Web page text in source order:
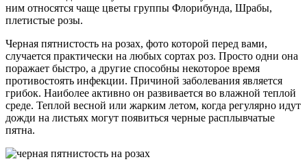
ним относятся чаще цветы группы Флорибунда, Шрабы,
плетистые розы.
Черная пятнистость на розах, фото которой перед вами,
случается практически на любых сортах роз. Просто одни она
поражает быстро, а другие способны некоторое время
противостоять инфекции. Причиной заболевания является
грибок. Наиболее активно он развивается во влажной теплой
среде. Теплой весной или жарким летом, когда регулярно идут
дожди на листьях могут появиться черные расплывчатые
пятна.